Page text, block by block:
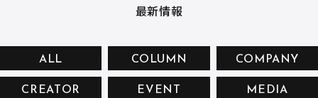
お問い合せ
最新情報
ALL COLUMN COMPANY
CREATOR EVENT MEDIA